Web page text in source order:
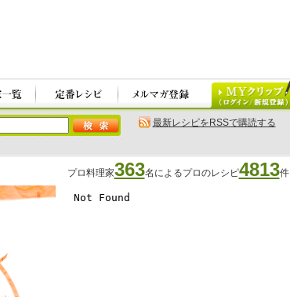
最新レシピをRSSで購読する
プロ料理家363名によるプロのレシピ4813件